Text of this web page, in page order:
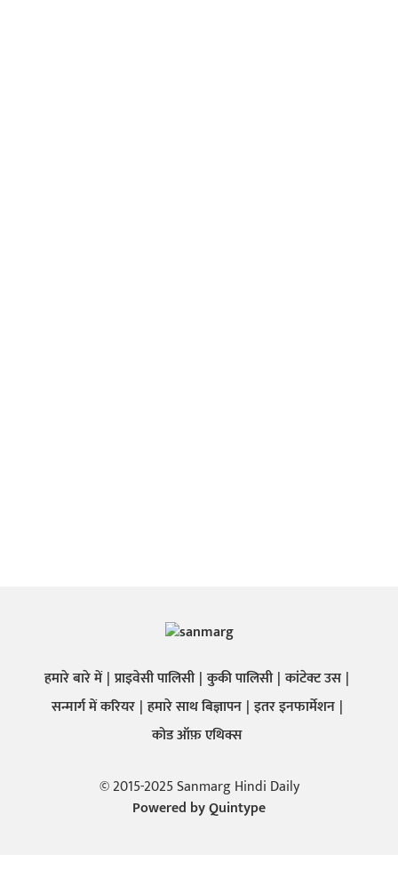
हमारे बारे में प्राइवेसी पालिसी कुकी पालिसी कांटेक्ट उस
सन्मार्ग में करियर हमारे साथ बिज्ञापन इतर इनफार्मेशन
कोड ऑफ़ एथिक्स
© 2015-2025 Sanmarg Hindi Daily
Powered byQuintype